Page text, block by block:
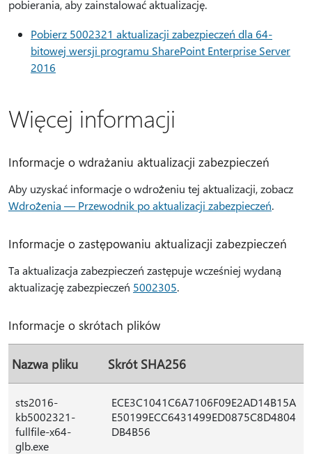
pobierania, aby zainstalować aktualizację.
Pobierz 5002321 aktualizacji zabezpieczeń dla 64-
bitowej wersji programu SharePoint Enterprise Server
2016
Więcej informacji
Informacje o wdrażaniu aktualizacji zabezpieczeń
Aby uzyskać informacje o wdrożeniu tej aktualizacji, zobacz
Wdrożenia — Przewodnik po aktualizacji zabezpieczeń.
Informacje o zastępowaniu aktualizacji zabezpieczeń
Ta aktualizacja zabezpieczeń zastępuje wcześniej wydaną
aktualizację zabezpieczeń 5002305.
Informacje o skrótach plików
Nazwa pliku Skrót SHA256
sts2016-
kb5002321-
fullfile-x64-
glb.exe
ECE3C1041C6A7106F09E2AD14B15A
E50199ECC6431499ED0875C8D4804
DB4B56